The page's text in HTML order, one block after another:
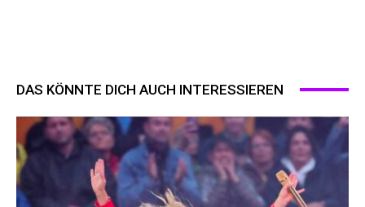
DAS KÖNNTE DICH AUCH INTERESSIEREN